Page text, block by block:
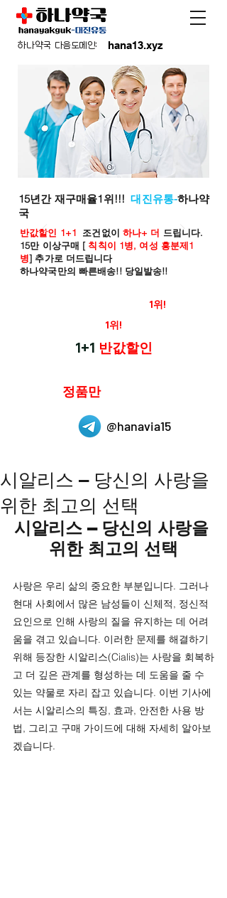
hana13.xyz
하나약국 다음도메인:
15년간 재구매율1위!!!대진유통-하나약
국
반값할인 1+1 조건없이 하나+ 더 드립니다.
15만 이상구매 [ 칙칙이 1병, 여성 흥분제1
병] 추가로 더드립니다
하나약국만의 빠른배송!! 당일발송!!
1위!
1위!
1+1 반값할인
정품만
@hanavia15
시알리스 – 당신의 사랑을
위한 최고의 선택
시알리스 – 당신의 사랑을
위한 최고의 선택
사랑은 우리 삶의 중요한 부분입니다. 그러나
현대 사회에서 많은 남성들이 신체적, 정신적
요인으로 인해 사랑의 질을 유지하는 데 어려
움을 겪고 있습니다. 이러한 문제를 해결하기
위해 등장한 시알리스(Cialis)는 사랑을 회복하
고 더 깊은 관계를 형성하는 데 도움을 줄 수
있는 약물로 자리 잡고 있습니다. 이번 기사에
서는 시알리스의 특징, 효과, 안전한 사용 방
법, 그리고 구매 가이드에 대해 자세히 알아보
겠습니다.